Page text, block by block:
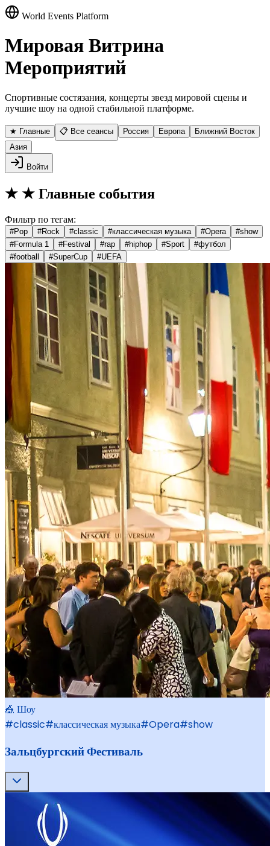
World Events Platform
Мировая Витрина
Мероприятий
Спортивные состязания, концерты звезд мировой сцены и
лучшие шоу на одной стабильной платформе.
★ Главные 📋 Все сеансы Россия Европа
Ближний Восток
Азия
Войти
★ ★ Главные события
Фильтр по тегам:
#Pop #Rock #classic #классическая музыка #Opera #show
#Formula 1 #Festival #rap #hiphop #Sport #футбол
#football #SuperCup #UEFA
🎪 Шоу
#classic#классическая музыка#Opera#show
Зальцбургский Фестиваль